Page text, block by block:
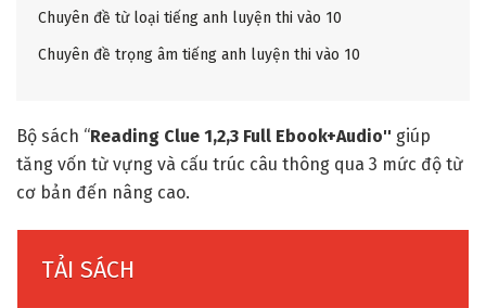
Chuyên đề từ loại tiếng anh luyện thi vào 10
Chuyên đề trọng âm tiếng anh luyện thi vào 10
Bộ sách “Reading Clue 1,2,3 Full Ebook+Audio'' giúp
tăng vốn từ vựng và cấu trúc câu thông qua 3 mức độ từ
cơ bản đến nâng cao.
TẢI SÁCH